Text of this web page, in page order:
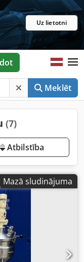
Uz lietotni
Meklēt
(7)
Atbilstība
Mazā sludinājuma